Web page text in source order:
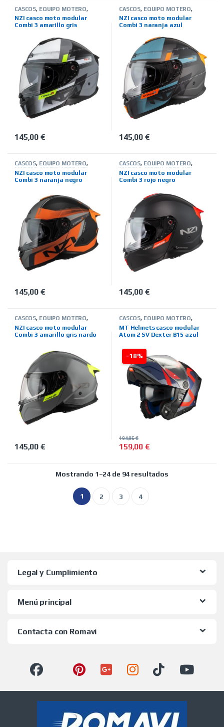
CASCOS, EQUIPO MOTERO,
MODULARES NZI
TIENDA ON LINE
NZI casco moto modular
Combi 3 amarillo gris
145,00€
Este producto tiene múltiples variantes. Las opciones se
CASCOS, EQUIPO MOTERO,
MODULARES NZI
TIENDA ON LINE
NZI casco moto modular
Combi 3 naranja azul
145,00€
Este producto tiene múltiples
CASCOS, EQUIPO MOTERO,
MARCAS MODULARES, NZI,
TIENDA ON LINE
NZI casco moto modular
Combi 3 naranja negro
145,00€
Este producto tiene múltiples variantes. Las opciones se
CASCOS, EQUIPO MOTERO,
MARCAS MODULARES, NZI,
TIENDA ON LINE
NZI casco moto modular
Combi 3 rojo negro
145,00€
Este producto tiene múltiples
CASCOS, EQUIPO MOTERO,
TIENDA ON LINE
NZI casco moto modular
Combi 3 amarillo gris nardo
145,00€
Este producto tiene múltiples variantes. Las opciones se
-18%
CASCOS, EQUIPO MOTERO,
HELMETS,TIENDA ON LINE
MT Helmets casco modular
Atom 2 SV Dexter B15 azul
159,00€
194,95€
Este producto tiene múltiples
Mostrando 1–24 de 94 resultadosOrdenado por
1 2 3 4
Legal y Cumplimiento
Menú principal
Contacta con Romavi